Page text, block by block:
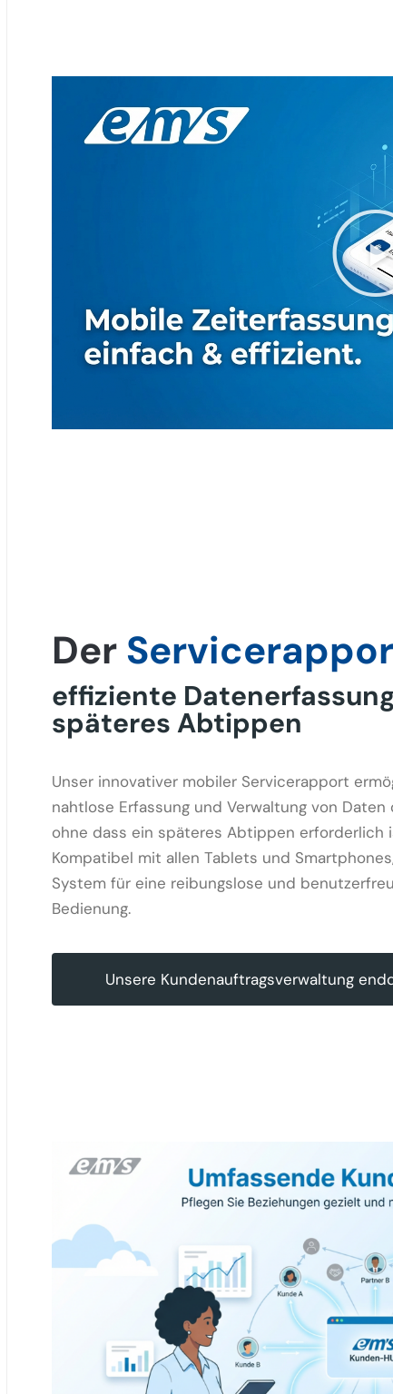
Der
effiziente
späteres Abtippen
Unser innovativer mobiler Servicerapport
nahtlose Erfassung und Verwaltung von
ohne dass ein späteres Abtippen erforderlich
Kompatibel mit allen Tablets und
System für eine reibungslose und
Bedienung.
Unsere Kundenauftragsverwaltung